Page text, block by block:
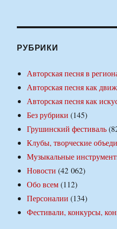
РУБРИКИ
Авторская песня в
Авторская песня как
Авторская песня как
Без рубрики (145)
Грушинский фестиваль
Клубы, творческие
Музыкальные
Новости (42 062)
Обо всем(112)
Персоналии (134)
Фестивали, конкурсы,